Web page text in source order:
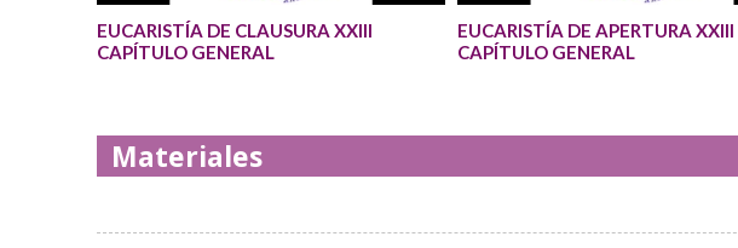
EUCARISTÍA DE CLAUSURA XXIII
CAPÍTULO GENERAL
EUCARISTÍA DE APERTURA XXIII
CAPÍTULO GENERAL
Materiales